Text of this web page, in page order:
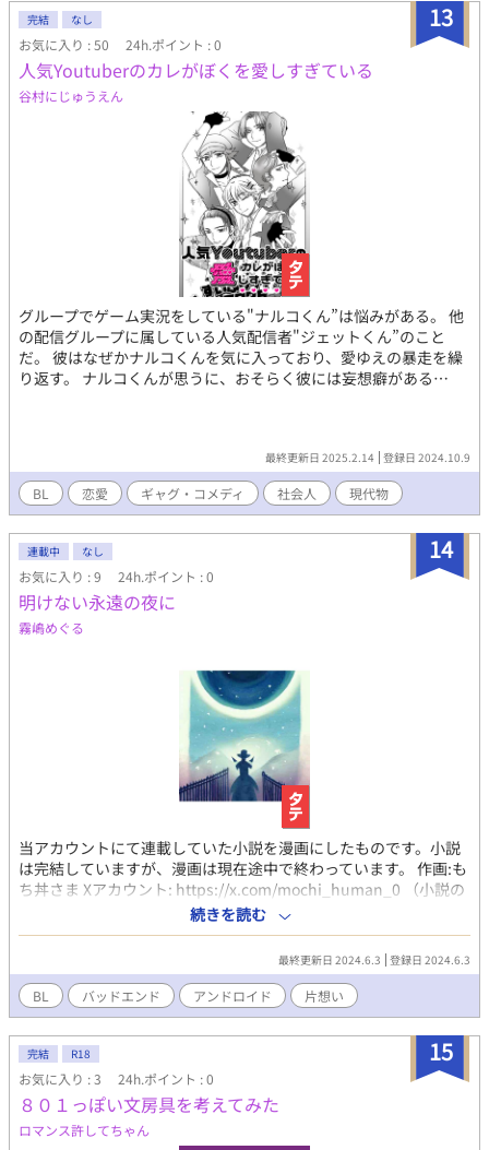
13
完結 なし
お気に入り : 50 24h.ポイント : 0
人気Youtuberのカレがぼくを愛しすぎている
谷村にじゅうえん
グループでゲーム実況をしている"ナルコくん”は悩みがある。 他
の配信グループに属している人気配信者"ジェットくん”のこと
だ。 彼はなぜかナルコくんを気に入っており、愛ゆえの暴走を繰
り返す。 ナルコくんが思うに、おそらく彼には妄想癖がある…
最終更新日 2025.2.14 登録日 2024.10.9
BL 恋愛 ギャグ・コメディ 社会人 現代物
14
連載中 なし
お気に入り : 9 24h.ポイント : 0
明けない永遠の夜に
霧嶋めぐる
当アカウントにて連載していた小説を漫画にしたものです。小説
は完結していますが、漫画は現在途中で終わっています。 作画:も
ち丼さま Xアカウント: https://x.com/mochi_human_0 （小説の
あらすじより） ゴミ捨て場に捨てられたアンドロイドを拾った星
野瞬一は、友人の佐藤永遠（とわ）にアンドロイドの修復を頼ん
だ。 佐藤に片想いする瞬一と、プログラミング以外に興味を示さ
ない佐藤。 佐藤がアンドロイドに執心しているのを知っていなが
ら、瞬一はアンドロイドを見捨てるという選択をしなかった。 今
日も瞬一は佐藤の家を訪れ、寝食を忘れて作業に没頭する彼のた
めに食事を作る。 いつか佐藤が自分を見てくれる日を願って。 ＊
バッドエンドです。人によってはメリーバッドに見えるかもしれ
ません。 【依存、死ネタ、離婚】などの要素を含みます。 そのよ
うな話が苦手な人にはおすすめできません。 アンドロイドや人間
の脳に関する独自の解釈・設定を含みますがエビデンス的な何か
は全くありません。全て筆者の妄想です。
続きを読む
最終更新日 2024.6.3 登録日 2024.6.3
BL バッドエンド アンドロイド 片想い
15
完結 R18
お気に入り : 3 24h.ポイント : 0
８０１っぽい文房具を考えてみた
ロマンス許してちゃん